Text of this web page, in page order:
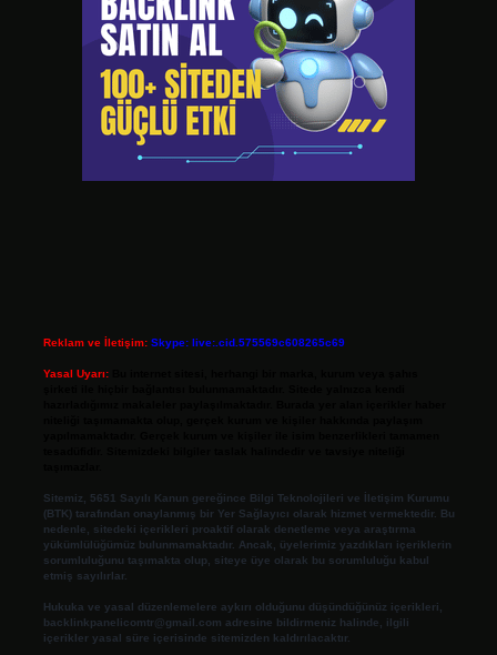
Reklam ve İletişim: Skype: live:.cid.575569c608265c69
Yasal Uyarı:
Sitemiz, 5651 Sayılı Kanun gereğince Bilgi Teknolojileri ve İletişim Kurumu
(BTK) tarafından onaylanmış bir Yer Sağlayıcı olarak hizmet vermektedir. Bu
nedenle, sitedeki içerikleri proaktif olarak denetleme veya araştırma
yükümlülüğümüz bulunmamaktadır. Ancak, üyelerimiz yazdıkları içeriklerin
sorumluluğunu taşımakta olup, siteye üye olarak bu sorumluluğu kabul
etmiş sayılırlar.
Hukuka ve yasal düzenlemelere aykırı olduğunu düşündüğünüz içerikleri,
backlinkpanelicomtr@gmail.com adresine bildirmeniz halinde, ilgili
içerikler yasal süre içerisinde sitemizden kaldırılacaktır.